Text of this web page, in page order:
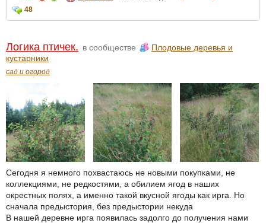
48
Логика птичек. в сообществе
Плодовые деревья и
кустарники
сад и огород
Сегодня я немного похвастаюсь не новыми покупками, не
коллекциями, не редкостями, а обилием ягод в наших
окрестных полях, а именно такой вкусной ягоды как ирга. Но
сначала предыстория, без предыстории некуда
В нашей деревне ирга появилась задолго до получения нами